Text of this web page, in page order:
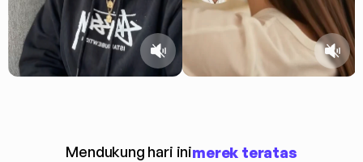
Mendukung hari inimerek teratas